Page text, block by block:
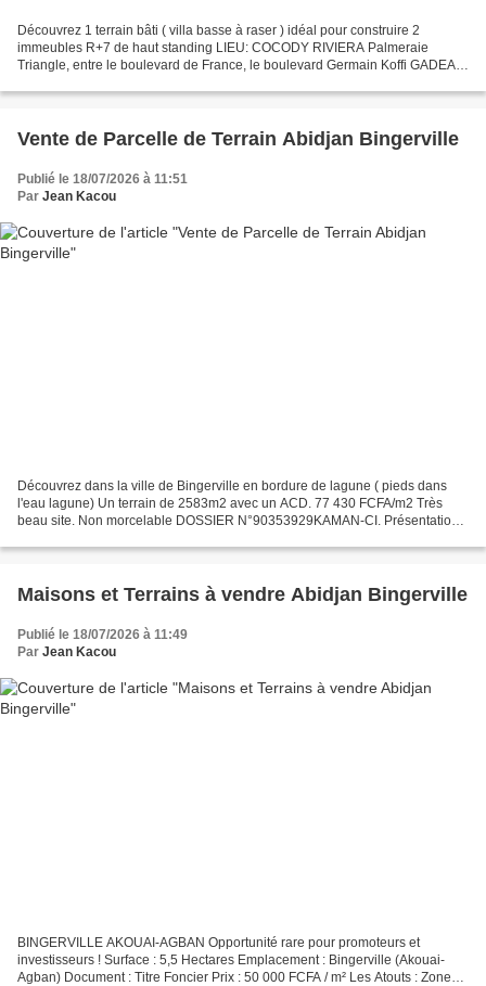
Découvrez 1 terrain bâti ( villa basse à raser ) idéal pour construire 2
immeubles R+7 de haut standing LIEU: COCODY RIVIERA Palmeraie
Triangle, entre le boulevard de France, le boulevard Germain Koffi GADEAU
Vente de Parcelle de Terrain Abidjan Bingerville
Publié le 18/07/2026 à 11:51
Par Jean Kacou
Découvrez dans la ville de Bingerville en bordure de lagune ( pieds dans
l'eau lagune) Un terrain de 2583m2 avec un ACD. 77 430 FCFA/m2 Très
beau site. Non morcelable DOSSIER N°90353929KAMAN-CI. Présentation
Maisons et Terrains à vendre Abidjan Bingerville
Publié le 18/07/2026 à 11:49
Par Jean Kacou
BINGERVILLE AKOUAI-AGBAN Opportunité rare pour promoteurs et
investisseurs ! Surface : 5,5 Hectares Emplacement : Bingerville (Akouai-
Agban) Document : Titre Foncier Prix : 50 000 FCFA / m² Les Atouts : Zone